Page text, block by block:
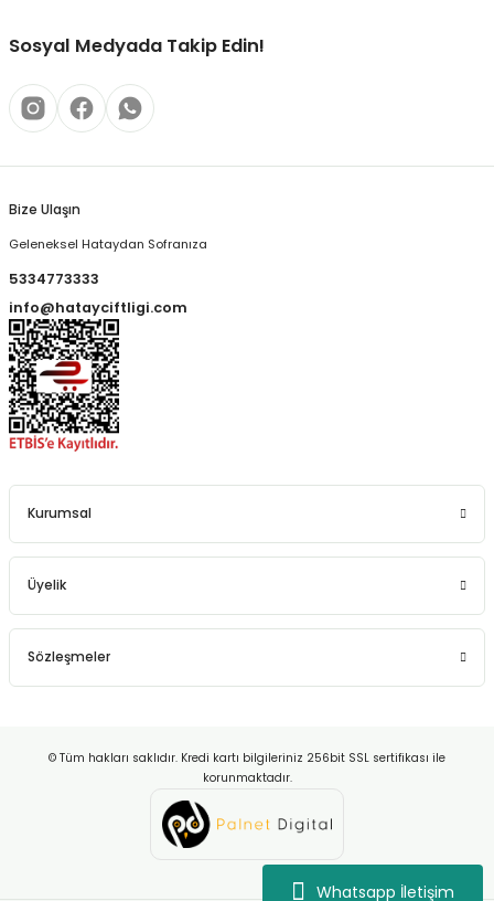
Whatsapp İletişim
Sosyal Medyada Takip Edin!
Bize Ulaşın
Geleneksel Hataydan Sofranıza
5334773333
info@hatayciftligi.com
Kurumsal
Üyelik
Sözleşmeler
© Tüm hakları saklıdır. Kredi kartı bilgileriniz 256bit SSL sertifikası ile
korunmaktadır.